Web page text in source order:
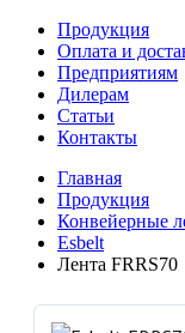
Продукция
Оплата и
Предприятиям
Дилерам
Статьи
Контакты
Главная
Продукция
Конвейерные
Esbelt
Лента FRRS70